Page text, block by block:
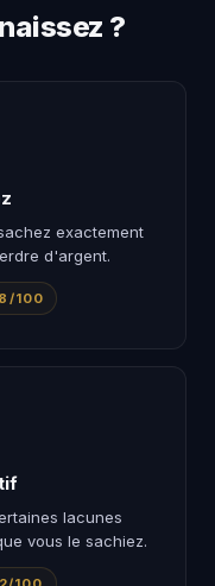
?
exactement
d'argent.
100
lacunes
vous le sachiez.